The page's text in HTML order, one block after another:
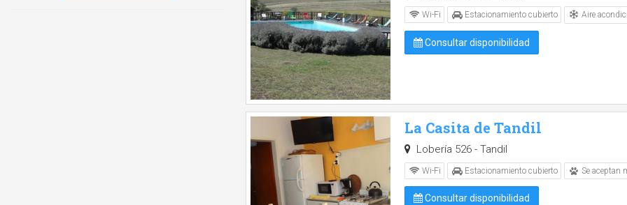
Wi-Fi Estacionamiento cubierto Aire
Consultar disponibilidad
La Casita de Tandil
Lobería 526 - Tandil
Wi-Fi Estacionamiento cubierto Se aceptan
Consultar disponibilidad